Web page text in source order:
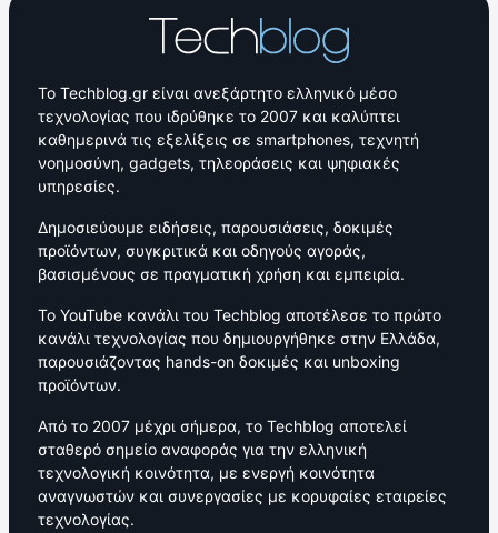
Το Techblog.gr είναι ανεξάρτητο ελληνικό μέσο
τεχνολογίας που ιδρύθηκε το 2007 και καλύπτει
καθημερινά τις εξελίξεις σε smartphones, τεχνητή
νοημοσύνη, gadgets, τηλεοράσεις και ψηφιακές
υπηρεσίες.
Δημοσιεύουμε ειδήσεις, παρουσιάσεις, δοκιμές
προϊόντων, συγκριτικά και οδηγούς αγοράς,
βασισμένους σε πραγματική χρήση και εμπειρία.
Το YouTube κανάλι του Techblog αποτέλεσε το πρώτο
κανάλι τεχνολογίας που δημιουργήθηκε στην Ελλάδα,
παρουσιάζοντας hands-on δοκιμές και unboxing
προϊόντων.
Από το 2007 μέχρι σήμερα, το Techblog αποτελεί
σταθερό σημείο αναφοράς για την ελληνική
τεχνολογική κοινότητα, με ενεργή κοινότητα
αναγνωστών και συνεργασίες με κορυφαίες εταιρείες
τεχνολογίας.